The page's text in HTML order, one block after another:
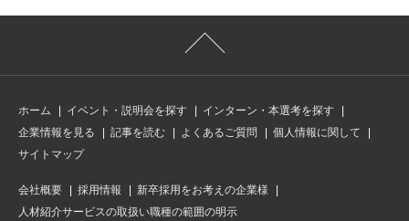
ホーム イベント・説明会を探す
インターン・本選考を探す
企業情報を見る
記事を読む よくあるご質問
個人情報に関して
サイトマップ
会社概要 採用情報
新卒採用をお考えの企業様
人材紹介サービスの取扱い職種の範囲の明示